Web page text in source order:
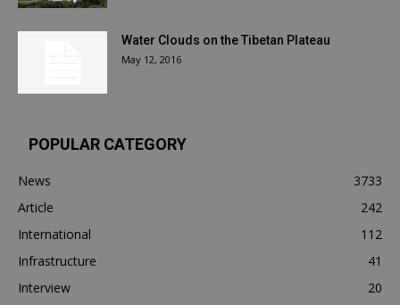
Water Clouds on the Tibetan Plateau
May 12, 2016
POPULAR CATEGORY
News
3733
Article
242
International
112
Infrastructure
41
Interview
20